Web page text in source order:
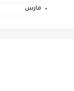
مارس